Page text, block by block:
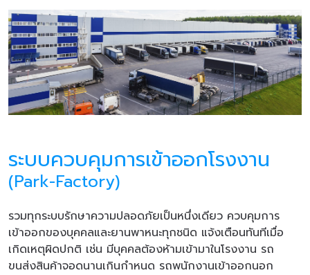
ระบบควบคุมการเข้าออกโรงงาน
(Park-Factory)
รวมทุกระบบรักษาความปลอดภัยเป็นหนึ่งเดียว ควบคุมการ
เข้าออกของบุคคลและยานพาหนะทุกชนิด แจ้งเตือนทันทีเมื่อ
เกิดเหตุผิดปกติ เช่น มีบุคคลต้องห้ามเข้ามาในโรงงาน รถ
ขนส่งสินค้าจอดนานเกินกำหนด รถพนักงานเข้าออกนอก